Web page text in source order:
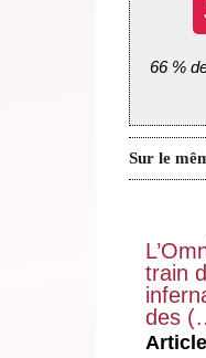
66 %
Sur le
train
des